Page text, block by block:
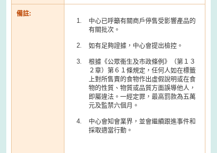
備註:
中心已呼籲有關商戶停售受影響產品的
有關批次。
如有足夠證據，中心會提出檢控。
根據《公眾衞生及市政條例》（第１３
２章）第６１條規定，任何人如在標籤
上對所售賣的食物作出虛假說明或在食
物的性質、物質或品質方面誤導他人，
即屬違法。一經定罪，最高罰款為五萬
元及監禁六個月。
中心會知會業界，並會繼續跟進事件和
採取適當行動。